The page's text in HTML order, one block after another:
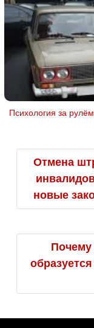
Психология за
Отмена
новые
Почему